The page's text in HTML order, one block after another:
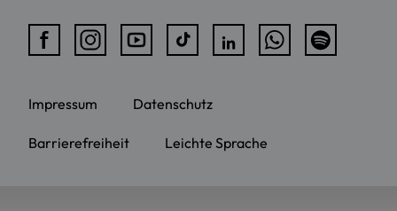
Impressum Datenschutz
Barrierefreiheit Leichte Sprache